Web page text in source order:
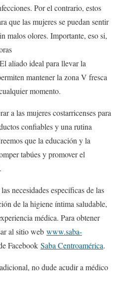
Por el contrario, estos
que las mujeres se puedan sentir
malos olores. Importante, eso si,
El aliado ideal para llevar la
mantener la zona V fresca
momento.
a las mujeres costarricenses para
confiables y una rutina
que la educación y la
tabúes y promover el
necesidades específicas de las
de la higiene íntima saludable,
médica. Para obtener
al sitio web www.saba-
Facebook Saba Centroamérica.
no dude acudir a médico